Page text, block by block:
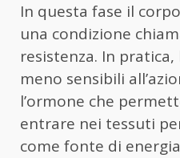
In questa fase il
una condizione
resistenza. In
meno sensibili
l’ormone che
entrare nei tessuti
come fonte di